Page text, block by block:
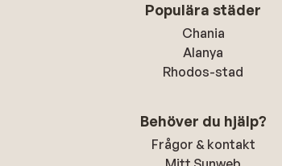
Populära städer
Chania
Alanya
Rhodos-stad
Behöver du hjälp?
Frågor & kontakt